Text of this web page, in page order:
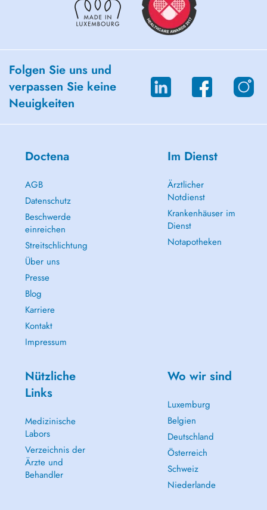
Folgen Sie uns und
verpassen Sie keine
Neuigkeiten
Doctena
AGB
Datenschutz
Beschwerde
einreichen
Streitschlichtung
Über uns
Presse
Blog
Karriere
Kontakt
Impressum
Im Dienst
Ärztlicher
Notdienst
Krankenhäuser im
Dienst
Notapotheken
Nützliche
Links
Medizinische
Labors
Verzeichnis der
Ärzte und
Behandler
Wo wir sind
Luxemburg
Belgien
Deutschland
Österreich
Schweiz
Niederlande